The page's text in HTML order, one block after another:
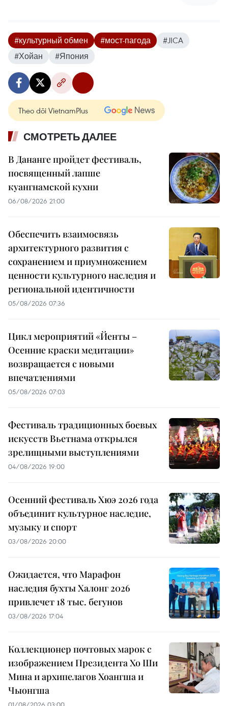
#культурный обмен #мост-пагода
#JICA
#Хойан
#Япония
Theo dõi VietnamPlus
СМОТРЕТЬ ДАЛЕЕ
В Дананге пройдет фестиваль,
посвященный лапше
куангнамской кухни
06/08/2026 21:00
Обеспечить взаимосвязь
архитектурного развития с
сохранением и приумножением
ценности культурного наследия и
региональной идентичности
05/08/2026 07:36
Цикл мероприятий «Йенты –
Осенние краски медитации»
возвращается с новыми
впечатлениями
05/08/2026 07:03
Фестиваль традиционных боевых
искусств Вьетнама открылся
зрелищными выступлениями
04/08/2026 19:00
Осенний фестиваль Хюэ 2026 года
объединит культурное наследие,
музыку и спорт
03/08/2026 20:00
Ожидается, что Марафон
наследия бухты Халонг 2026
привлечет 18 тыс. бегунов
03/08/2026 17:04
Коллекционер почтовых марок с
изображением Президента Хо Ши
Мина и архипелагов Хоангша и
Чыонгша